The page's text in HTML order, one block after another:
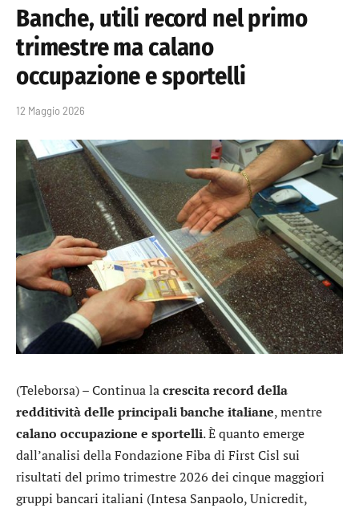
Banche, utili record nel primo
trimestre ma calano
occupazione e sportelli
12 Maggio 2026
(Teleborsa) – Continua lacrescita record della
redditività delle principali banche italiane, mentre
calano occupazione e sportelli. È quanto emerge
dall’analisi della Fondazione Fiba di First Cisl sui
risultati del primo trimestre 2026 dei cinque maggiori
gruppi bancari italiani (Intesa Sanpaolo,Unicredit,